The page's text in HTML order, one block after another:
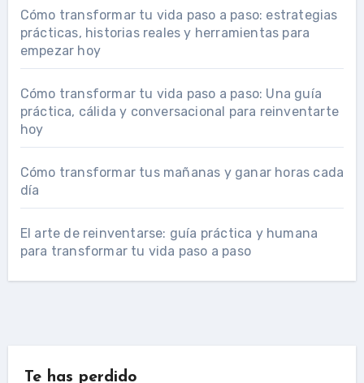
Cómo transformar tu vida paso a paso: estrategias
prácticas, historias reales y herramientas para
empezar hoy
Cómo transformar tu vida paso a paso: Una guía
práctica, cálida y conversacional para reinventarte
hoy
Cómo transformar tus mañanas y ganar horas cada
día
El arte de reinventarse: guía práctica y humana
para transformar tu vida paso a paso
Te has perdido